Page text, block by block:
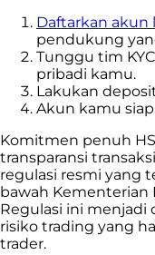
Daftarkan akun
pendukung
Tunggu tim
pribadi kamu.
Lakukan
Akun kamu
Komitmen penuh
transparansi
regulasi resmi yang
bawah Kementerian
Regulasi ini menjadi
risiko trading yang
trader.